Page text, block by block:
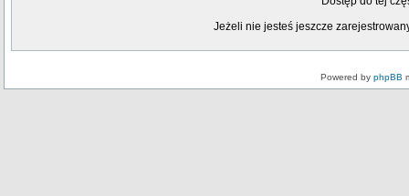
Jeżeli nie jesteś jeszcze
Powered by phpBB